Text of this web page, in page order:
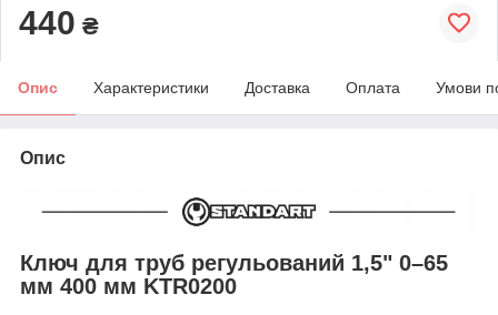
440 ₴
Опис Характеристики Доставка Оплата Умови
Опис
Ключ для труб регульований 1,5" 0–65
мм 400 мм KTR0200